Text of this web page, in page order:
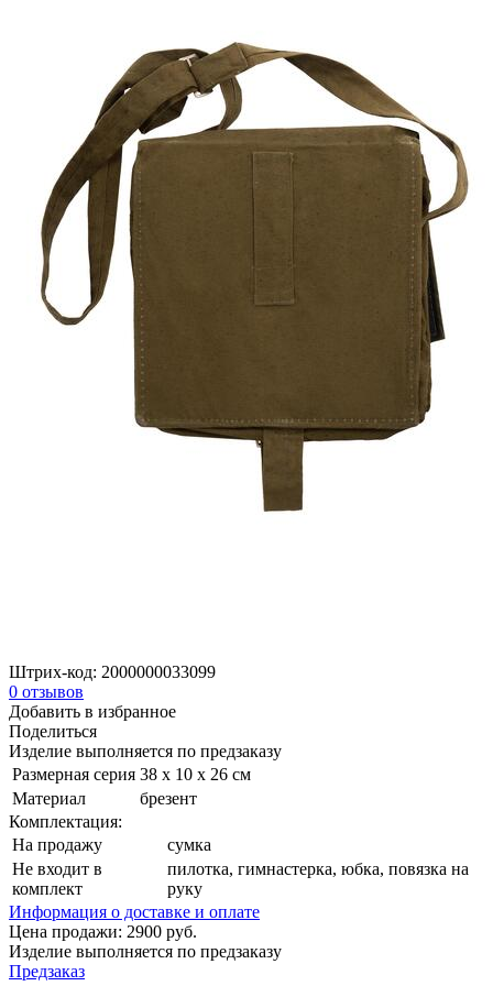
Штрих-код: 2000000033099
0 отзывов
Добавить в избранное
Поделиться
Изделие выполняется по предзаказу
Размерная серия 38 х 10 х 26 см
Материал
брезент
Комплектация:
На продажу
сумка
Не входит в
комплект
пилотка, гимнастерка, юбка, повязка на
руку
Информация о доставке и оплате
Цена продажи: 2900 руб.
Изделие выполняется по предзаказу
Предзаказ